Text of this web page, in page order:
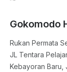
Gokomodo
Rukan Permata
JL Tentara
Kebayoran Baru,